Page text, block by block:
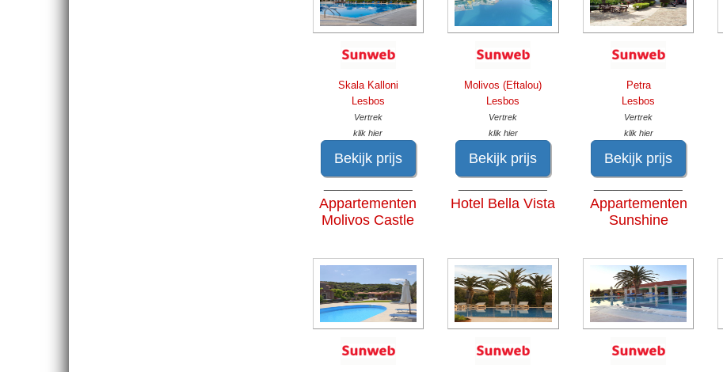
Skala Kalloni
Lesbos
Vertrek
klik hier
Bekijk prijs
Molivos (Eftalou)
Lesbos
Vertrek
klik hier
Bekijk prijs
Petra
Lesbos
Vertrek
klik hier
Bekijk prijs
Appartementen
Molivos Castle
Hotel Bella Vista
Appartementen
Sunshine